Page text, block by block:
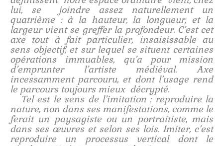
lui, se joindre assez naturellement un
quatrième : à la hauteur, la longueur, et la
largeur vient se greffer la profondeur. C’est cet
axe tout à fait particulier, insaisissable au
sens objectif, et sur lequel se situent certaines
opérations immuables, qu’a pour mission
d’emprunter l’artiste médiéval. Axe
incessamment parcouru, et dont l’usage rend
le parcours toujours mieux décrypté.
Tel est le sens de l’imitation : reproduire la
nature, non dans ses manifestations, comme le
ferait un paysagiste ou un portraitiste, mais
dans ses œuvres et selon ses lois. Imiter, c’est
reproduire un processus vertical dont le